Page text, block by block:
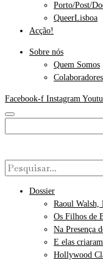
Porto/Post/
QueerLisboa
Acção!
Sobre nós
Quem Somos
Colaboradores
Facebook-f Instagram
Dossier
Raoul Walsh,
Os Filhos de
Na Presença
E elas
Hollywood